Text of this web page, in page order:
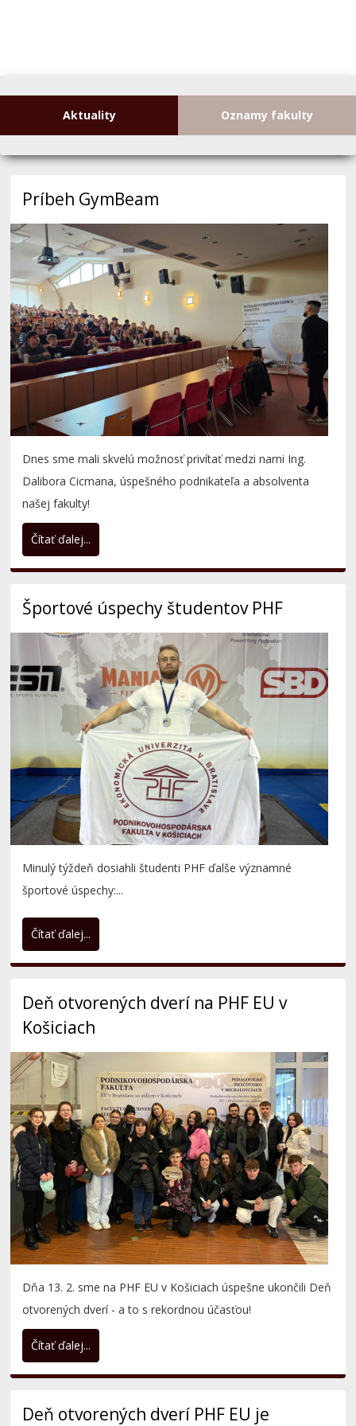
Dnes sme mali skvelú možnosť privítať medzi nami Ing.
Dalibora Cicmana, úspešného podnikateľa a absolventa
našej fakulty!
Čítať ďalej...
Športové úspechy študentov PHF
Minulý týždeň dosiahli študenti PHF ďalše významné
športové úspechy:...
Čítať ďalej...
Deň otvorených dverí na PHF EU v
Košiciach
Dňa 13. 2. sme na PHF EU v Košiciach úspešne ukončili Deň
otvorených dverí - a to s rekordnou účasťou!
Čítať ďalej...
úspešne za nami! (Michalovce)